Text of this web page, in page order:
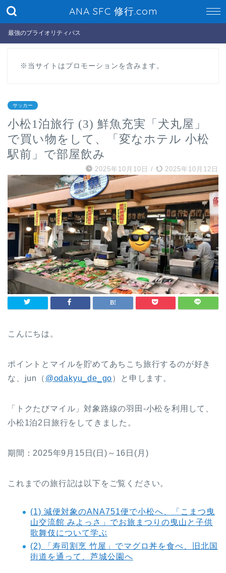
ANA SFC 修行.com
最強のプライオリティパス
※当サイトはプロモーションを含みます。
サッカー
小松1泊旅行 (3) 鮮魚充実「犬丸屋」
で買い物をして、「変なホテル 小松
駅前」で部屋飲み
2025年10月10日 / 2025年10月12日
こんにちは。
ポイントとマイルを貯めてあちこち旅行するのが好き
な、jun（ @odakyu_de_go）と申します。
「トクたびマイル」対象路線の羽田-小松を利用して、
小松1泊2日旅行をしてきました。
期間：2025年9月15日(日)～16日(月)
これまでの旅行記は以下をご覧ください。
(1) 減便対象のANA751便で小松へ、「こまつ曳
山交流館 みよっさ」でお旅まつりの曳山と子供
歌舞伎について学ぶ
(2) 「寿司割烹 竹屋」でマグロ丼を食べ、旧北国
街道を通って、芦城公園へ